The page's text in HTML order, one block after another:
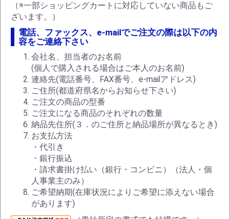
（※一部ショッピングカートに対応していない商品もご
ざいます。）
電話、ファックス、e-mailでご注文の際は以下の内
容をご連絡下さい
会社名、担当者のお名前
(個人で購入される場合はご本人のお名前)
連絡先(電話番号、FAX番号、e-mailアドレス)
ご住所(都道府県名からお知らせ下さい)
ご注文の商品の型番
ご注文になる商品のそれぞれの数量
納品先住所(３．のご住所と納品場所が異なるとき)
お支払方法
・代引き
・銀行振込
・請求書掛け払い（銀行・コンビニ）（法人・個
人事業主のみ）
ご希望納期(在庫状況によりご希望に添えない場合
があります)